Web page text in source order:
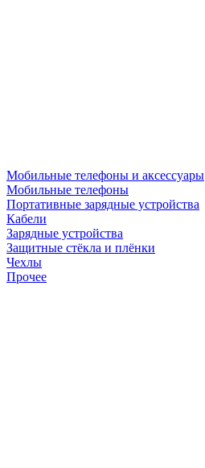
Мобильные телефоны и аксессуары
Мобильные телефоны
Портативные зарядные устройства
Кабели
Зарядные устройства
Защитные стёкла и плёнки
Чехлы
Прочее